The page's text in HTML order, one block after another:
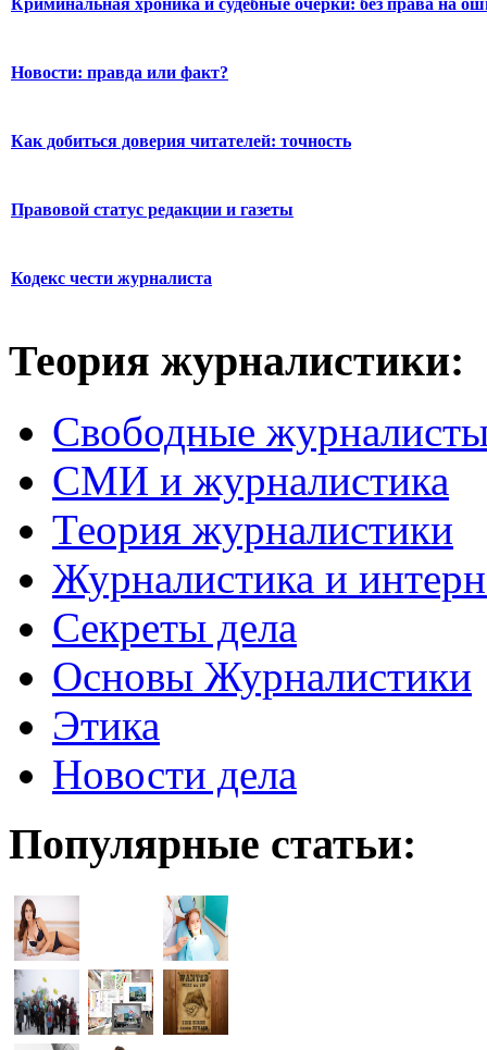
Криминальная хроника и судебные очерки: без права на
Новости: правда или факт?
Как добиться доверия читателей: точность
Правовой статус редакции и газеты
Кодекс чести журналиста
Теория журналистики:
Свободные
СМИ и журналистика
Теория журналистики
Журналистика и
Секреты дела
Основы Журналистики
Этика
Новости дела
Популярные статьи: